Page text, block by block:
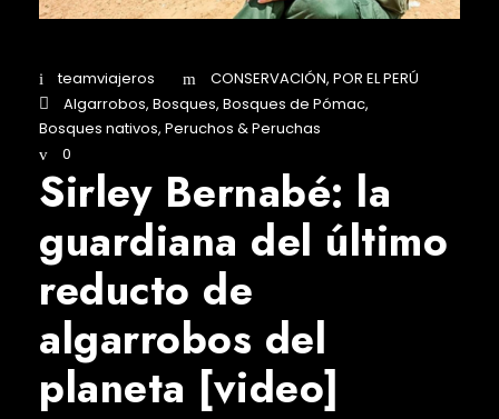
teamviajeros CONSERVACIÓN, POR EL PERÚ
Algarrobos, Bosques, Bosques de Pómac,
Bosques nativos, Peruchos & Peruchas
0
Sirley Bernabé: la
guardiana del último
reducto de
algarrobos del
planeta [video]